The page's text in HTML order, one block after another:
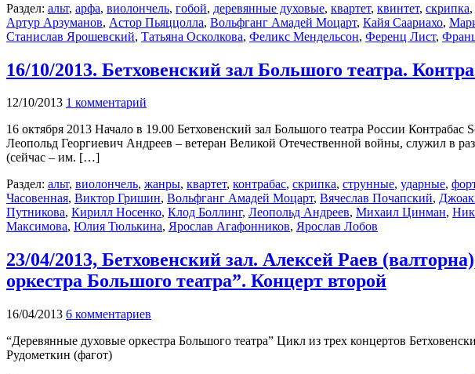
Раздел: альт, арфа, виолончель, гобой, деревянные духовые, квартет, квинтет, скрипка,
Артур Арзуманов, Астор Пьяццолла, Вольфганг Амадей Моцарт, Кайя Саариахо,
Станислав Ярошевский, Татьяна Осколкова, Феликс Мендельсон, Ференц Лист,
16/10/2013. Бетховенский зал Большого театра.
12/10/2013 1 комментарий
16 октября 2013 Начало в 19.00 Бетховенский зал Большого театра России
Леопольд Георгиевич Андреев – ветеран Великой Отечественной войны, служил в
(сейчас – им. […]
Раздел: альт, виолончель, жанры, квартет, контрабас, скрипка, струнные, ударные,
Часовенная, Виктор Гришин, Вольфганг Амадей Моцарт, Вячеслав Почапский,
Путникова, Кирилл Носенко, Клод Боллинг, Леопольд Андреев, Михаил Цинман,
Максимова, Юлия Тюлькина, Ярослав Агафонников, Ярослав Лобов
23/04/2013, Бетховенский зал. Алексей Раев
оркестра Большого театра”. Концерт второй
16/04/2013 6 комментариев
“Деревянные духовые оркестра Большого театра” Цикл из трех концертов
Рудометкин (фагот)